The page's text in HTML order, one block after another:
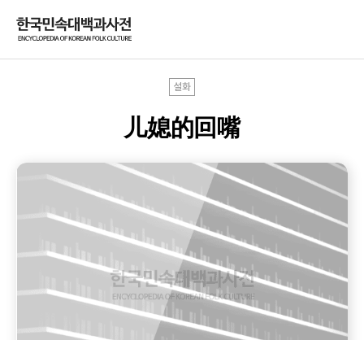
설화
儿媳的回嘴